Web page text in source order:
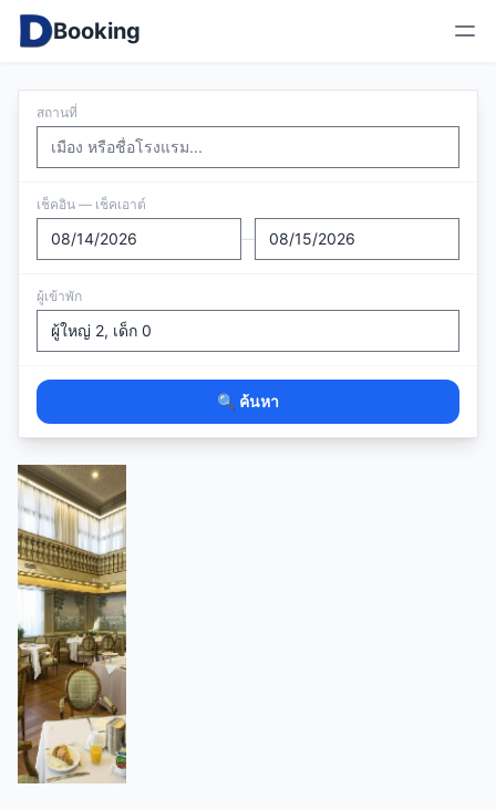
Booking
สถานที่
เช็คอิน — เช็คเอาต์
—
ผู้เข้าพัก
🔍 ค้นหา